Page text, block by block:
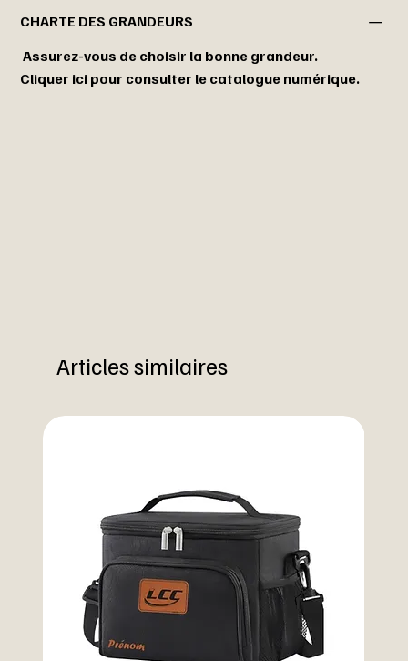
CHARTE DES GRANDEURS
Assurez-vous de choisir la bonne grandeur.
Cliquer ici pour consulter le catalogue numérique.
Articles similaires